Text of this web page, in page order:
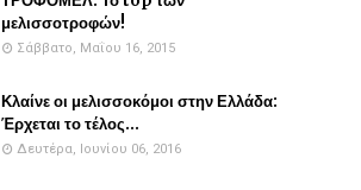
μελισσοτροφών!
Σάββατο, Μαΐου 16, 2015
Κλαίνε οι μελισσοκόμοι στην Ελλάδα:
Έρχεται το τέλος...
Δευτέρα, Ιουνίου 06, 2016